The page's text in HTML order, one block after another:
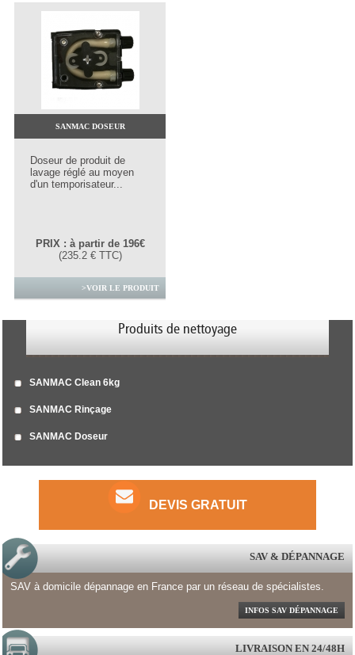
Produits de nettoyage
SANMAC Clean 6kg
SANMAC Rinçage
SANMAC Doseur
DEVIS GRATUIT
SAV & DÉPANNAGE
SAV à domicile dépannage en France par un réseau de spécialistes.
INFOS SAV DÉPANNAGE
LIVRAISON EN 24/48H
SANMAC DOSEUR
Doseur de produit de
lavage réglé au moyen
d'un temporisateur...
PRIX : à partir de 196€
(235.2 € TTC)
>VOIR LE PRODUIT